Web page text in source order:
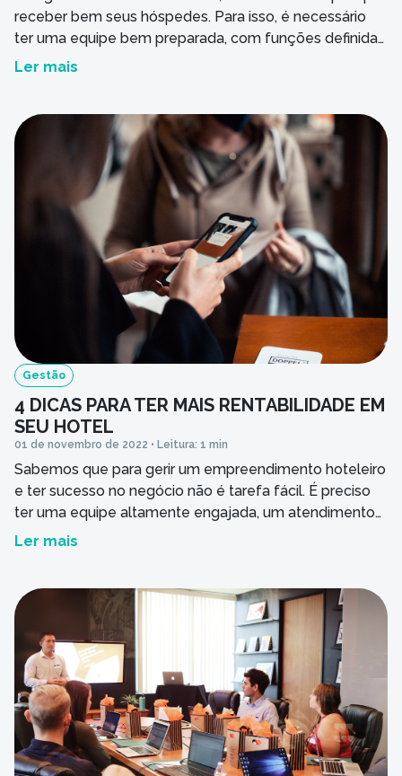
receber bem seus hóspedes. Para isso, é necessário
ter uma equipe bem preparada, com funções definidas
para que o trabalho seja sempre eficaz. Como cada
cargo, o profissional de hotelaria deve […]
Ler mais
Gestão
4 DICAS PARA TER MAIS RENTABILIDADE EM
SEU HOTEL
01 de novembro de 2022 • Leitura: 1 min
Sabemos que para gerir um empreendimento hoteleiro
e ter sucesso no negócio não é tarefa fácil. É preciso
ter uma equipe altamente engajada, um atendimento
diferenciado, projetar a marca do seu estabelecimento,
do hóspede, mas a tecnologia está […]
Ler mais